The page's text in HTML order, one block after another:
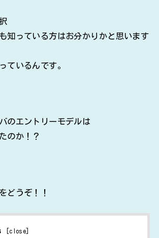
知っている方はお分かりかと思います
ているんです。
のエントリーモデルは
のか！？
どうぞ！！
close